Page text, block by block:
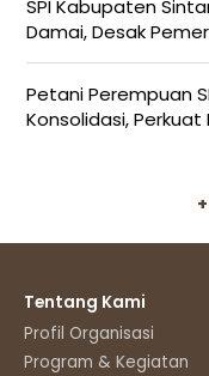
SPI Kabupaten
Damai, Desak
Petani Perempuan
Konsolidasi, Perkuat
Tentang Kami
Profil Organisasi
Program & Kegiatan